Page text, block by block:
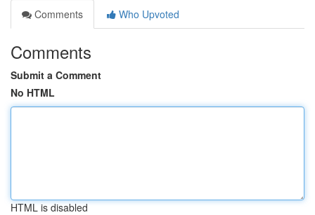
Comments
Who Upvoted
Comments
Submit a Comment
No HTML
HTML is disabled